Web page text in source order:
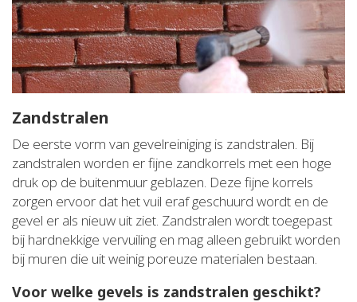
Zandstralen
De eerste vorm van gevelreiniging is zandstralen. Bij
zandstralen worden er fijne zandkorrels met een hoge
druk op de buitenmuur geblazen. Deze fijne korrels
zorgen ervoor dat het vuil eraf geschuurd wordt en de
gevel er als nieuw uit ziet. Zandstralen wordt toegepast
bij hardnekkige vervuiling en mag alleen gebruikt worden
bij muren die uit weinig poreuze materialen bestaan.
Voor welke gevels is zandstralen geschikt?